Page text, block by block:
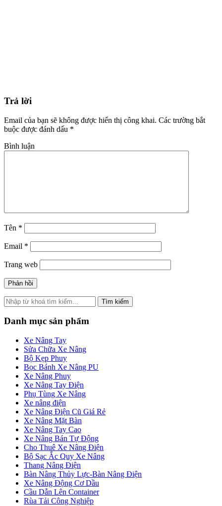
Trả lời
Email của bạn sẽ không được hiển thị công khai. Các trường bắt
buộc được đánh dấu *
Bình luận
Tên *
Email *
Trang web
Tìm kiếm
Danh mục sản phẩm
Xe Nâng Tay
Sửa Chữa Xe Nâng
Bộ Kẹp Phuy
Bọc Bánh Xe Nâng PU
Xe Nâng Phuy
Xe Nâng Tay Điện
Phụ Tùng Xe Nâng
Xe nâng điện
Xe Nâng Điện Cũ Giá Rẻ
Xe Nâng Mặt Bàn
Xe Nâng Tay Cao
Xe Nâng Bán Tự Động
Cho Thuê Xe Nâng Điện
Bộ Sạc Ắc Quy Xe Nâng
Thang Nâng Điện
Bàn Nâng Thủy Lực-Bàn Nâng Điện
Xe Nâng Động Cơ Dầu
Cầu Dẫn Lên Container
Rùa Tải Công Nghiệp